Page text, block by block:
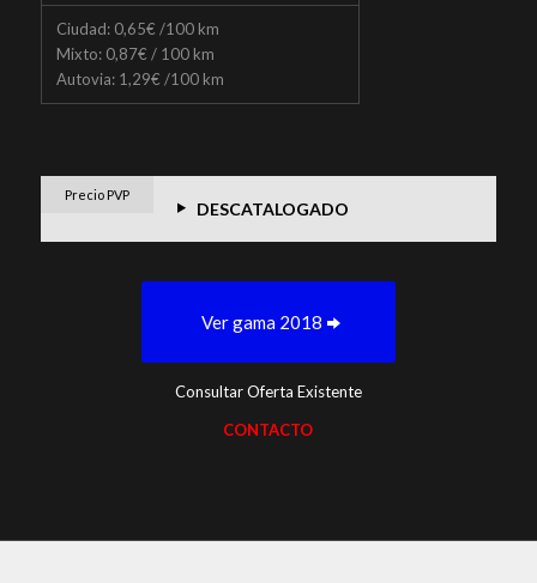
Ciudad: 0,65€ /100 km
Mixto: 0,87€ / 100 km
Autovia: 1,29€ /100 km
Precio PVP
DESCATALOGADO
Ver gama 2018
Consultar Oferta Existente
CONTACTO